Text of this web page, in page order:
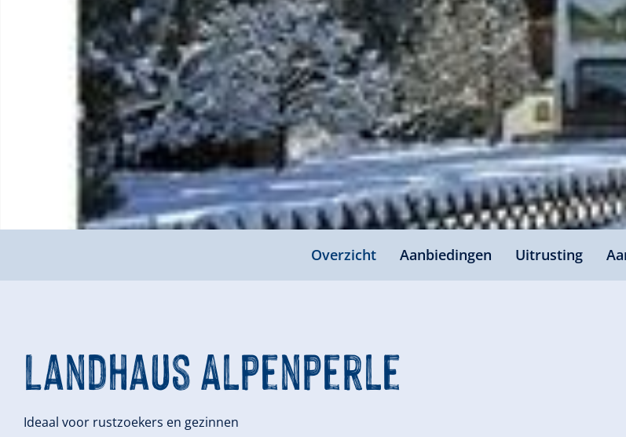
Overzicht Aanbiedingen Uitrusting
Landhaus Alpenperle
Ideaal voor rustzoekers en gezinnen